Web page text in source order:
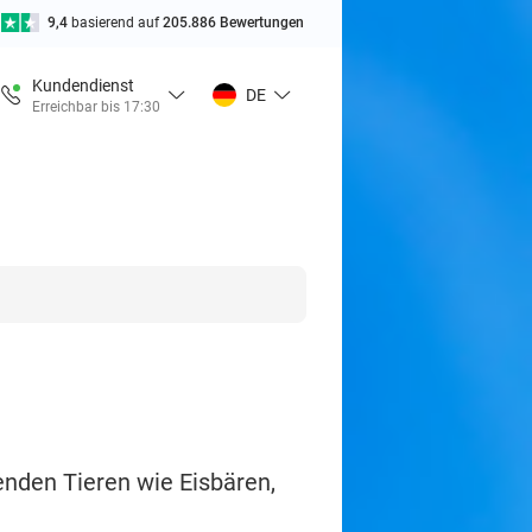
9,4 basierend auf205.886 Bewertungen
Kundendienst
Erreichbar bis 17:30
DE
Tieren wie Eisbären,